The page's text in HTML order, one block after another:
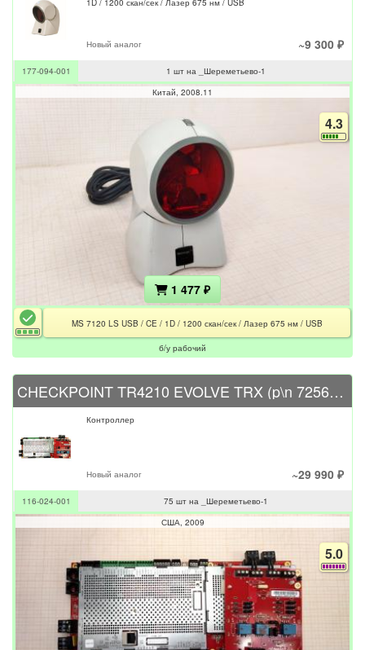
1D / 1200 скан/сек / Лазер 675 нм / USB
Новый аналог ~9 300 ₽
177-094-001
1 шт на _Шереметьево-1
Китай 2008.11
4.3
1 477 ₽
MS 7120 LS USB / CE / 1D / 1200 скан/сек / Лазер 675 нм / USB
б/у рабочий
CHECKPOINT TR4210 EVOLVE TRX (p\n 7256786 REV 00)
Контроллер
Новый аналог ~29 990 ₽
116-024-001
75 шт на _Шереметьево-1
США 2009
5.0